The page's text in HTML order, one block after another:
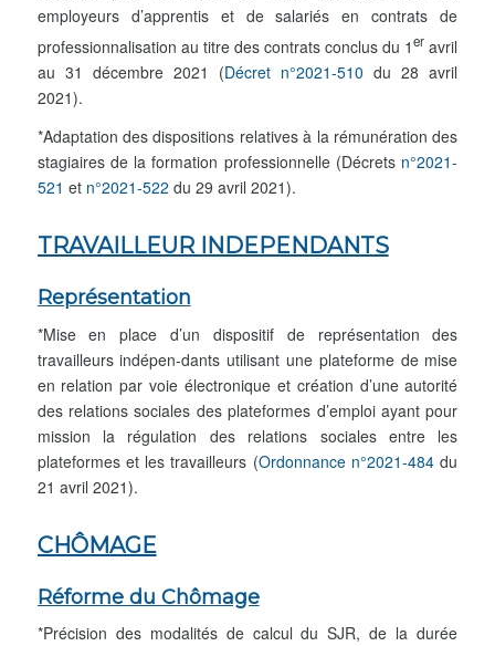
employeurs d’apprentis et de salariés en contrats de
professionnalisation au titre des contrats conclus du 1er avril
au 31 décembre 2021 (Décret n°2021-510 du 28 avril
2021).
*Adaptation des dispositions relatives à la rémunération des
stagiaires de la formation professionnelle (Décrets n°2021-
521 et n°2021-522 du 29 avril 2021).
TRAVAILLEUR INDEPENDANTS
Représentation
*Mise en place d’un dispositif de représentation des
travailleurs indépen-dants utilisant une plateforme de mise
en relation par voie électronique et création d’une autorité
des relations sociales des plateformes d’emploi ayant pour
mission la régulation des relations sociales entre les
plateformes et les travailleurs (Ordonnance n°2021-484 du
21 avril 2021).
CHÔMAGE
Réforme du Chômage
*Précision des modalités de calcul du SJR, de la durée